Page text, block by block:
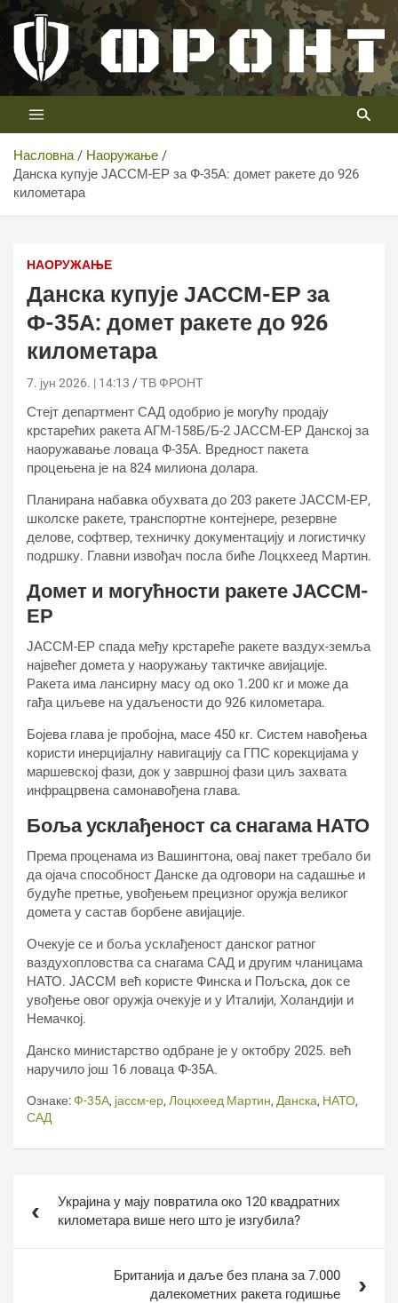
Скип
цонтент
Телевизија ФРОНТ
Први војни канал у Србији
Насловна
Наоружање
Данска купује ЈАССМ-ЕР за Ф-35А: домет ракете до 926
километара
НАОРУЖАЊЕ
Данска купује ЈАССМ-ЕР за
Ф-35А: домет ракете до 926
километара
7. јун 2026. | 14:13 ТВ ФРОНТ
Стејт департмент САД одобрио је могућу продају
крстарећих ракета АГМ-158Б/Б-2 ЈАССМ-ЕР Данској за
наоружавање ловаца Ф-35А. Вредност пакета
процењена је на 824 милиона долара.
Планирана набавка обухвата до 203 ракете ЈАССМ-ЕР,
школске ракете, транспортне контејнере, резервне
делове, софтвер, техничку документацију и логистичку
подршку. Главни извођач посла биће Лоцкхеед Мартин.
Домет и могућности ракете ЈАССМ-
ЕР
ЈАССМ-ЕР спада међу крстареће ракете ваздух-земља
највећег домета у наоружању тактичке авијације.
Ракета има лансирну масу од око 1.200 кг и може да
гађа циљеве на удаљености до 926 километара.
Бојева глава је пробојна, масе 450 кг. Систем навођења
користи инерцијалну навигацију са ГПС корекцијама у
маршевској фази, док у завршној фази циљ захвата
инфрацрвена самонавођена глава.
Боља усклађеност са снагама НАТО
Према проценама из Вашингтона, овај пакет требало би
да ојача способност Данске да одговори на садашње и
будуће претње, увођењем прецизног оружја великог
домета у састав борбене авијације.
Очекује се и боља усклађеност данског ратног
ваздухопловства са снагама САД и другим чланицама
НАТО. ЈАССМ већ користе Финска и Пољска, док се
увођење овог оружја очекује и у Италији, Холандији и
Немачкој.
Данско министарство одбране је у октобру 2025. већ
наручило још 16 ловаца Ф-35А.
Ознаке:Ф-35А, јассм-ер, Лоцкхеед Мартин, Данска, НАТО,
САД
чланкаУкрајина у мају повратила око 120 квадратних
километара више него што је изгубила?
Британија и даље без плана за 7.000
далекометних ракета годишње